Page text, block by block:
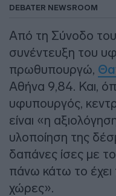
DEBATER NEWSROOM
Από τη Σύνοδο του
συνέντευξη του
πρωθυπουργώ,
Αθήνα 9,84. Και,
υφυπουργός,
είναι «η
υλοποίηση της
δαπάνες ίσες με
πάνω κάτω το έχει
χώρες».